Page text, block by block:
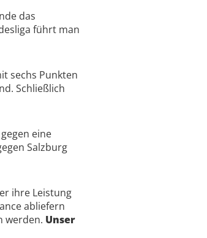
das
führt man
sechs Punkten
Schließlich
eine
Salzburg
ihre Leistung
abliefern
werden. Unser